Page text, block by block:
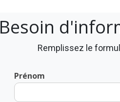
Besoin
Remplissez le
Prénom